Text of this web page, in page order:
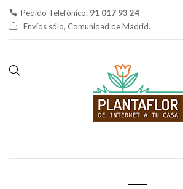
Pedido Telefónico: 91 017 93 24
Envíos sólo, Comunidad de Madrid.